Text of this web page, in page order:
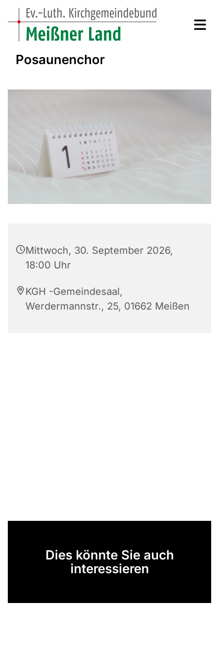
Posaunenchor
Mittwoch, 30. September 2026,
18:00 Uhr
KGH -Gemeindesaal,
Werdermannstr., 25, 01662 Meißen
Dies könnte Sie auch
interessieren